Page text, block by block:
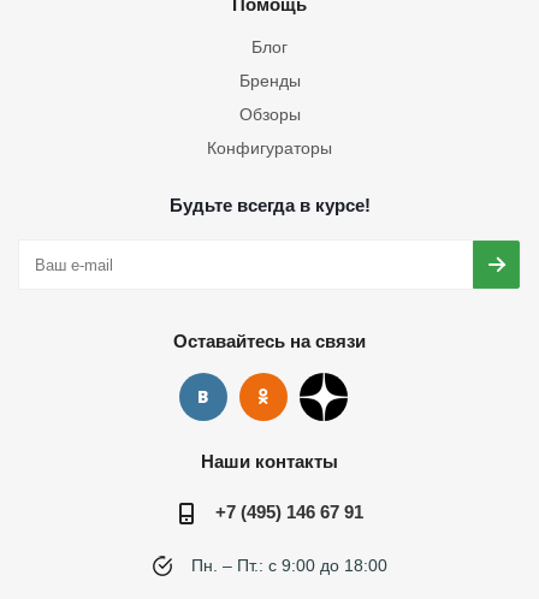
Помощь
Блог
Бренды
Обзоры
Конфигураторы
Будьте всегда в курсе!
Оставайтесь на связи
Наши контакты
+7 (495) 146 67 91
Пн. – Пт.: с 9:00 до 18:00